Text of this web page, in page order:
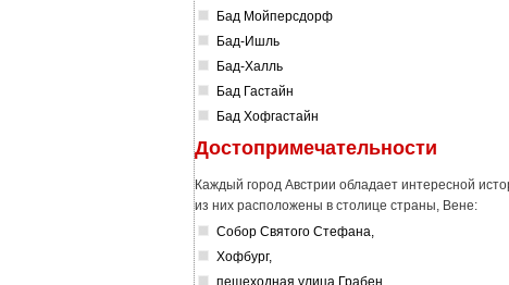
Бад Мойперсдорф
Бад-Ишль
Бад-Халль
Бад Гастайн
Бад Хофгастайн
Достопримечательности
Каждый город Австрии обладает интересной
из них расположены в столице страны, Вене:
Собор Святого Стефана,
Хофбург,
пешеходная улица Грабен,